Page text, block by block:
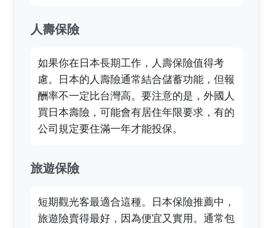
人壽保險
如果你在日本長期工作，人壽保險值得考
慮。日本的人壽險通常結合儲蓄功能，但報
酬率不一定比台灣高。要注意的是，外國人
買日本壽險，可能會有居住年限要求，有的
公司規定要住滿一年才能投保。
旅遊保險
短期觀光客最適合這種。日本保險推薦中，
旅遊險賣得最好，因為便宜又實用。通常包